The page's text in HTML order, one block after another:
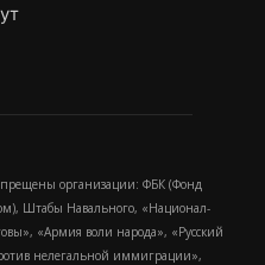
организации: ФБК (Фонд
Штабы Навального, «Национал-
«Армия воли народа», «Русский
нелегальной иммиграции»,